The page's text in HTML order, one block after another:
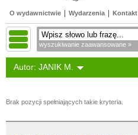
O wydawnictwie Wydarzenia Kontakt
wyszukiwanie zaawansowane »
Autor: JANIK M.
Brak pozycji spełniających takie kryteria.